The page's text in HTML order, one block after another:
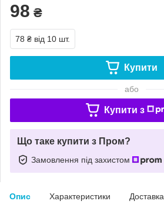
98 ₴
78 ₴ від 10 шт.
Купити
або
Купити з
Що таке купити з Пром?
Замовлення під захистом
Опис Характеристики Доставка